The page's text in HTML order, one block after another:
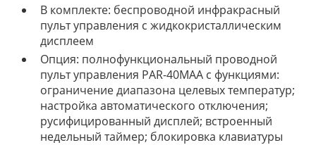
В комплекте: беспроводной инфракрасный
пульт управления с жидкокристаллическим
дисплеем
Опция: полнофункциональный проводной
пульт управления PAR-40MAA с функциями:
ограничение диапазона целевых температур;
настройка автоматического отключения;
русифицированный дисплей; встроенный
недельный таймер; блокировка клавиатуры